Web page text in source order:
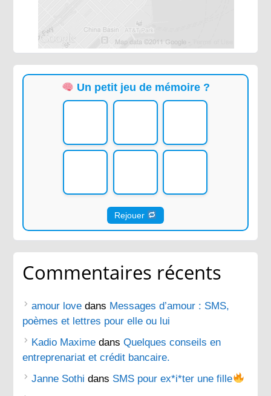
Un petit jeu de mémoire ?
Rejouer
Commentaires récents
amour love dans Messages d’amour : SMS,
poèmes et lettres pour elle ou lui
Kadio Maxime dansQuelques conseils en
entreprenariat et crédit bancaire.
Janne Sothi dans SMS pour ex*i*ter une fille